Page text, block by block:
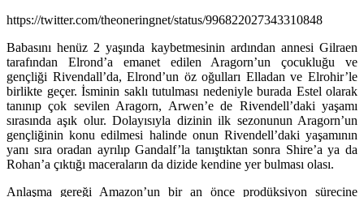
https://twitter.com/theoneringnet/status/996822027343310848
Babasını henüz 2 yaşında kaybetmesinin ardından annesi Gilraen
tarafından Elrond’a emanet edilen Aragorn’un çocukluğu ve
gençliği Rivendall’da, Elrond’un öz oğulları Elladan ve Elrohir’le
birlikte geçer. İsminin saklı tutulması nedeniyle burada Estel olarak
tanınıp çok sevilen Aragorn, Arwen’e de Rivendell’daki yaşamı
sırasında aşık olur. Dolayısıyla dizinin ilk sezonunun Aragorn’un
gençliğinin konu edilmesi halinde onun Rivendell’daki yaşamının
yanı sıra oradan ayrılıp Gandalf’la tanıştıktan sonra Shire’a ya da
Rohan’a çıktığı maceraların da dizide kendine yer bulması olası.
Anlaşma gereği Amazon’un bir an önce prodüksiyon sürecine